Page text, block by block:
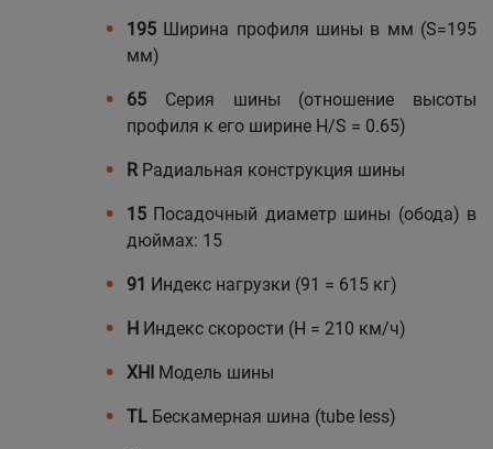
195 Ширина профиля шины в мм (S=195
мм)
65 Серия шины (отношение высоты
профиля к его ширине Н/S = 0.65)
R Радиальная конструкция шины
15 Посадочный диаметр шины (обода) в
дюймах: 15
91 Индекс нагрузки (91 = 615 кг)
H Индекс скорости (Н = 210 км/ч)
XHI Модель шины
TL Бескамерная шина (tube less)